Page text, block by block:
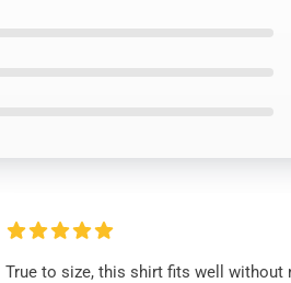
True to size, this shirt fits well without